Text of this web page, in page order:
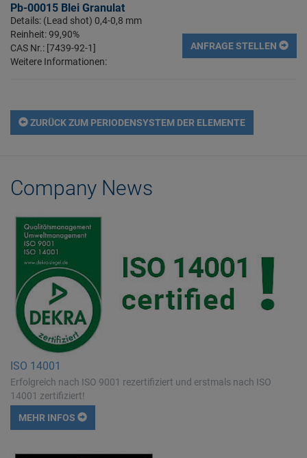
Pb-00015 Blei Granulat
Details: (Lead shot) 0,4-0,8 mm
Reinheit: 99,90%
CAS Nr.: [7439-92-1]
Weitere Informationen:
ANFRAGE STELLEN
ZURÜCK ZUM PERIODENSYSTEM DER ELEMENTE
Company News
ISO 14001
Erfolgreich nach ISO 9001 rezertifiziert und erstmals nach ISO
14001 zertifiziert!
MEHR INFOS